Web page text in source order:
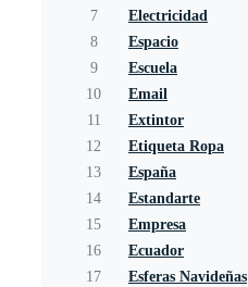
7
Electricidad
8
Espacio
9
Escuela
10
Email
11
Extintor
12
Etiqueta Ropa
13
España
14
Estandarte
15
Empresa
16
Ecuador
17
Esferas Navideñas